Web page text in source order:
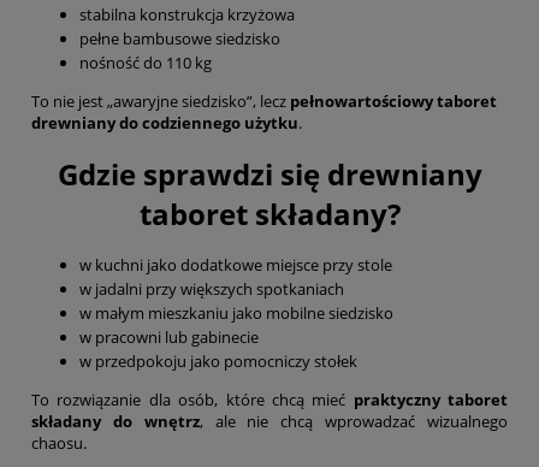
stabilna konstrukcja krzyżowa
pełne bambusowe siedzisko
nośność do 110 kg
To nie jest „awaryjne siedzisko”, lecz pełnowartościowy taboret
drewniany do codziennego użytku.
Gdzie sprawdzi się drewniany
taboret składany?
w kuchni jako dodatkowe miejsce przy stole
w jadalni przy większych spotkaniach
w małym mieszkaniu jako mobilne siedzisko
w pracowni lub gabinecie
w przedpokoju jako pomocniczy stołek
To rozwiązanie dla osób, które chcą mieć praktyczny taboret
składany do wnętrz, ale nie chcą wprowadzać wizualnego
chaosu.